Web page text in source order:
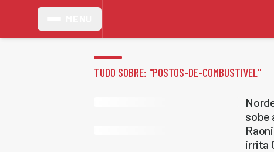
TUDO SOBRE: "POSTOS-DE-COMBUSTIVEL"
sobe
irrita